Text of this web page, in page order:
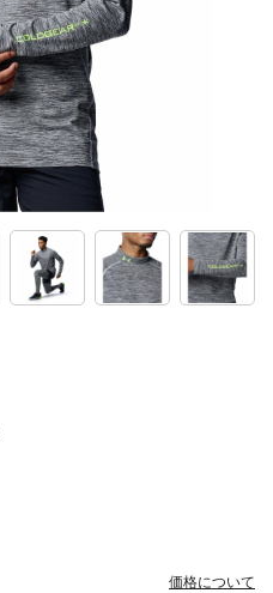
価格について